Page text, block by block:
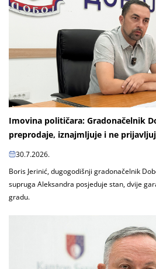
Imovina političara: Gradonačelnik
preprodaje, iznajmljuje i ne
30.7.2026.
Boris Jerinić, dugogodišnji gradonačelnik
supruga Aleksandra posjeduje stan, dvije
gradu.